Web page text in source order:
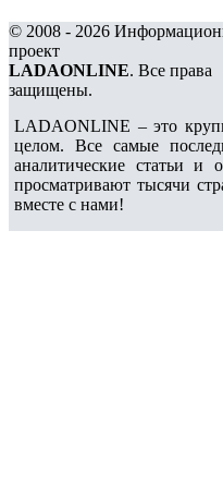
© 2008 - 2026
проект
LADAONLINE. Все права
защищены.
LADAONLINE – это
целом. Все самые
аналитические статьи и
просматривают тысячи
вместе с нами!